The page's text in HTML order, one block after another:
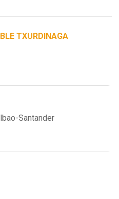
TXURDINAGA
Santander